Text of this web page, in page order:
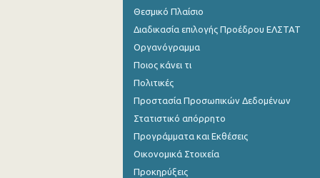
Δεκεμβρίου 2023
Νοεμβρίου 2023
Οκτωβρίου 2023
Σεπτεμβρίου 2023
Ιουλίου 2023
Θεσμικό Πλαίσιο
Διαδικασία επιλογής Προέδρου ΕΛΣΤΑΤ
Οργανόγραμμα
Ποιος κάνει τι
Πολιτικές
Προστασία Προσωπικών Δεδομένων
Στατιστικό απόρρητο
Προγράμματα και Εκθέσεις
Οικονομικά Στοιχεία
Προκηρύξεις